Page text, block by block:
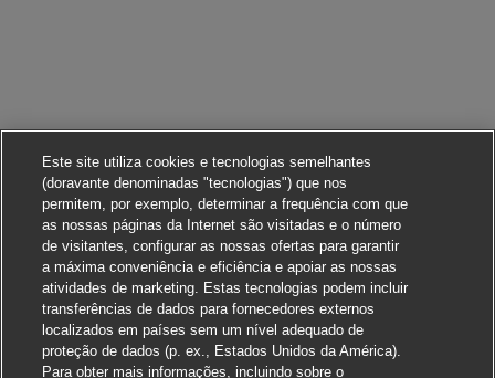
Este site utiliza cookies e tecnologias semelhantes
(doravante denominadas "tecnologias") que nos
permitem, por exemplo, determinar a frequência com que
as nossas páginas da Internet são visitadas e o número
de visitantes, configurar as nossas ofertas para garantir
a máxima conveniência e eficiência e apoiar as nossas
atividades de marketing. Estas tecnologias podem incluir
transferências de dados para fornecedores externos
localizados em países sem um nível adequado de
proteção de dados (p. ex., Estados Unidos da América).
Para obter mais informações, incluindo sobre o